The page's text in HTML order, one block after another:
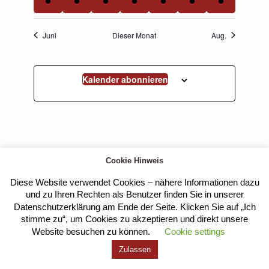
Veranstaltungen,
Veranstaltung,Veranstaltung,Veranstaltungen,
Veranstaltung,
Veranstaltung,
Juni Dieser Monat Aug.
Kalender abonnieren
Kloster Heilig Kreuz |Impressum|Datenschutz
Cookie Hinweis
Diese Website verwendet Cookies – nähere Informationen dazu
und zu Ihren Rechten als Benutzer finden Sie in unserer
Datenschutzerklärung am Ende der Seite. Klicken Sie auf „Ich
stimme zu“, um Cookies zu akzeptieren und direkt unsere
Website besuchen zu können.
Cookie settings
Zulassen